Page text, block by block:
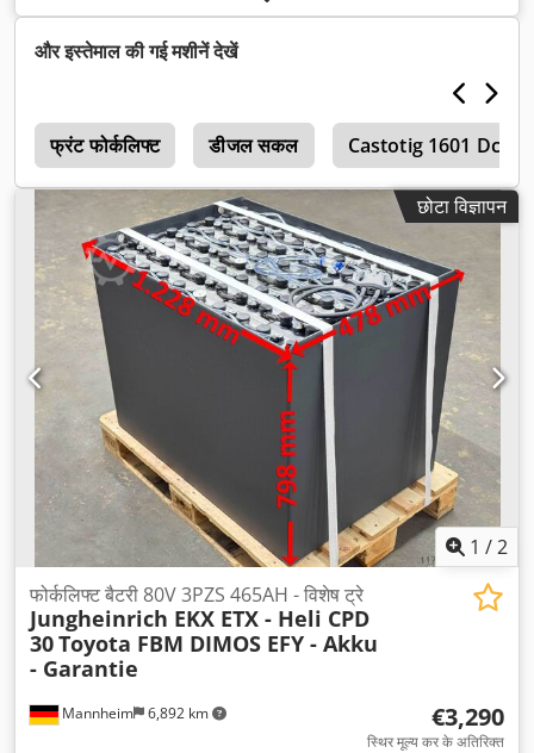
निर्माण ऊँचाई:2,872 मिमी, उपकरण:कैबिन,
और इस्तेमाल की गई मशीनें देखें
फ्रंट फोर्कलिफ्ट डीजल सकल Castotig 1601 Dc
छोटा विज्ञापन
1 /2
Mannheim 6,892 km
फोर्कलिफ्ट बैटरी 80V 3PZS 465AH - विशेष ट्रे
Jungheinrich EKX ETX - Heli CPD
30Toyota FBM DIMOS EFY - Akku
- Garantie
€3,290
स्थिर मूल्य कर के अतिरिक्त